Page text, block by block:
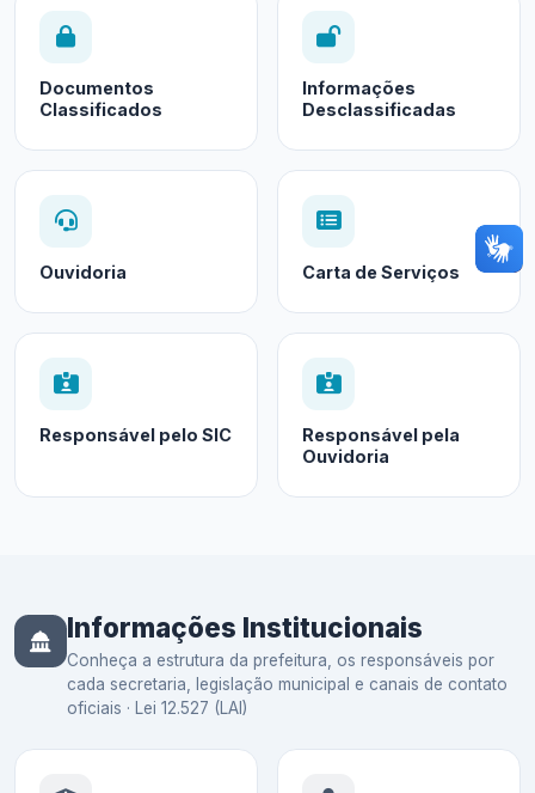
Documentos
Classificados
Informações
Desclassificadas
Ouvidoria Carta de Serviços
Responsável pelo SIC
Responsável pela
Ouvidoria
Informações Institucionais
Conheça a estrutura da prefeitura, os responsáveis por
cada secretaria, legislação municipal e canais de contato
oficiais · Lei 12.527 (LAI)